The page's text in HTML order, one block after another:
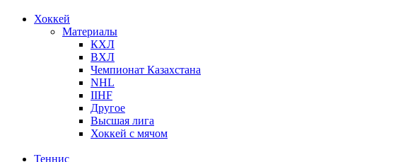
Хоккей
Материалы
КХЛ
ВХЛ
Чемпионат Казахстана
NHL
IIHF
Другое
Высшая лига
Хоккей с мячом
Теннис